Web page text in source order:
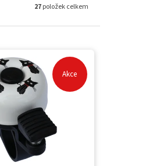
27položek celkem
Akce